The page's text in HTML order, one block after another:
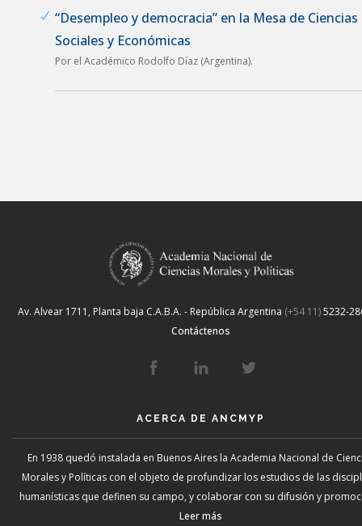
“Desempleo y democracia” en la Mesa de Ciencias
Sociales y Económicas
Por el Académico Rodolfo Díaz (Argentina).
Av. Alvear 1711, Planta baja C.A.B.A. - República Argentina (+54 11)5232-
Contáctenos
ACERCA DE ANCMYP
En 1938 quedó instalada en Buenos Aires la Academia Nacional de
Morales y Políticas con el objeto de profundizar los estudios de las
humanísticas que definen su campo, y colaborar con su difusión y
Leer más